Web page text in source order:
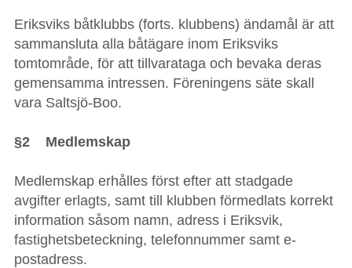
Eriksviks båtklubbs (forts. klubbens) ändamål är att
sammansluta alla båtägare inom Eriksviks
tomtområde, för att tillvarataga och bevaka deras
gemensamma intressen. Föreningens säte skall
vara Saltsjö-Boo.
§2 Medlemskap
Medlemskap erhålles först efter att stadgade
avgifter erlagts, samt till klubben förmedlats korrekt
information såsom namn, adress i Eriksvik,
fastighetsbeteckning, telefonnummer samt e-
postadress.